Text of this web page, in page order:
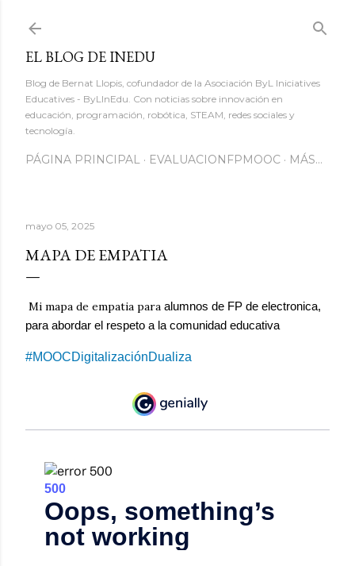
EL BLOG DE INEDU
Blog de Bernat Llopis, cofundador de la Asociación ByL Iniciatives
Educatives - ByLInEdu. Con noticias sobre innovación en
educación, programación, robótica, STEAM, redes sociales y
tecnología.
PÁGINA PRINCIPAL EVALUACIONFPMOOC MÁS…
mayo 05, 2025
MAPA DE EMPATIA
Mi mapa de empatia para alumnos de FP de electronica,
para abordar el respeto a la comunidad educativa
#MOOCDigitalizaciónDualiza